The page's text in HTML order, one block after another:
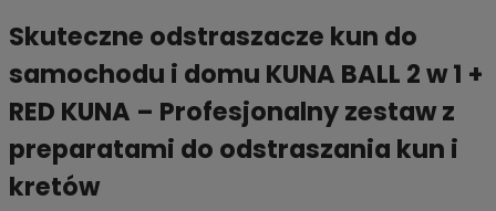
Skuteczne odstraszacze kun do
samochodu i domu KUNA BALL 2 w 1 +
RED KUNA – Profesjonalny zestaw z
preparatami do odstraszania kun i
kretów